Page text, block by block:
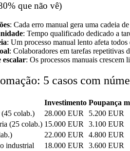
que não vê)
: Cada erro manual gera uma cadeia
: Tempo qualificado dedicado a
: Um processo manual lento afeta todos
: Colaboradores em tarefas repetitivas
escalar: Os processos manuais crescem
5 casos com
Investimento Poupança
colab.)
28.000 EUR 5.200 EUR
(25 colab.) 15.000 EUR 3.100 EUR
22.000 EUR 4.800 EUR
industrial
18.000 EUR 3.600 EUR